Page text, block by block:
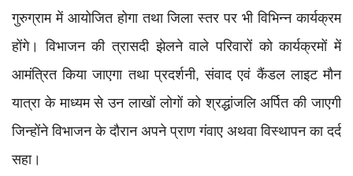
गुरुग्राम में आयोजित होगा तथा जिला स्तर पर भी विभिन्न कार्यक्रम
होंगे। विभाजन की त्रासदी झेलने वाले परिवारों को कार्यक्रमों में
आमंत्रित किया जाएगा तथा प्रदर्शनी, संवाद एवं कैंडल लाइट मौन
यात्रा के माध्यम से उन लाखों लोगों को श्रद्धांजलि अर्पित की जाएगी
जिन्होंने विभाजन के दौरान अपने प्राण गंवाए अथवा विस्थापन का दर्द
सहा।